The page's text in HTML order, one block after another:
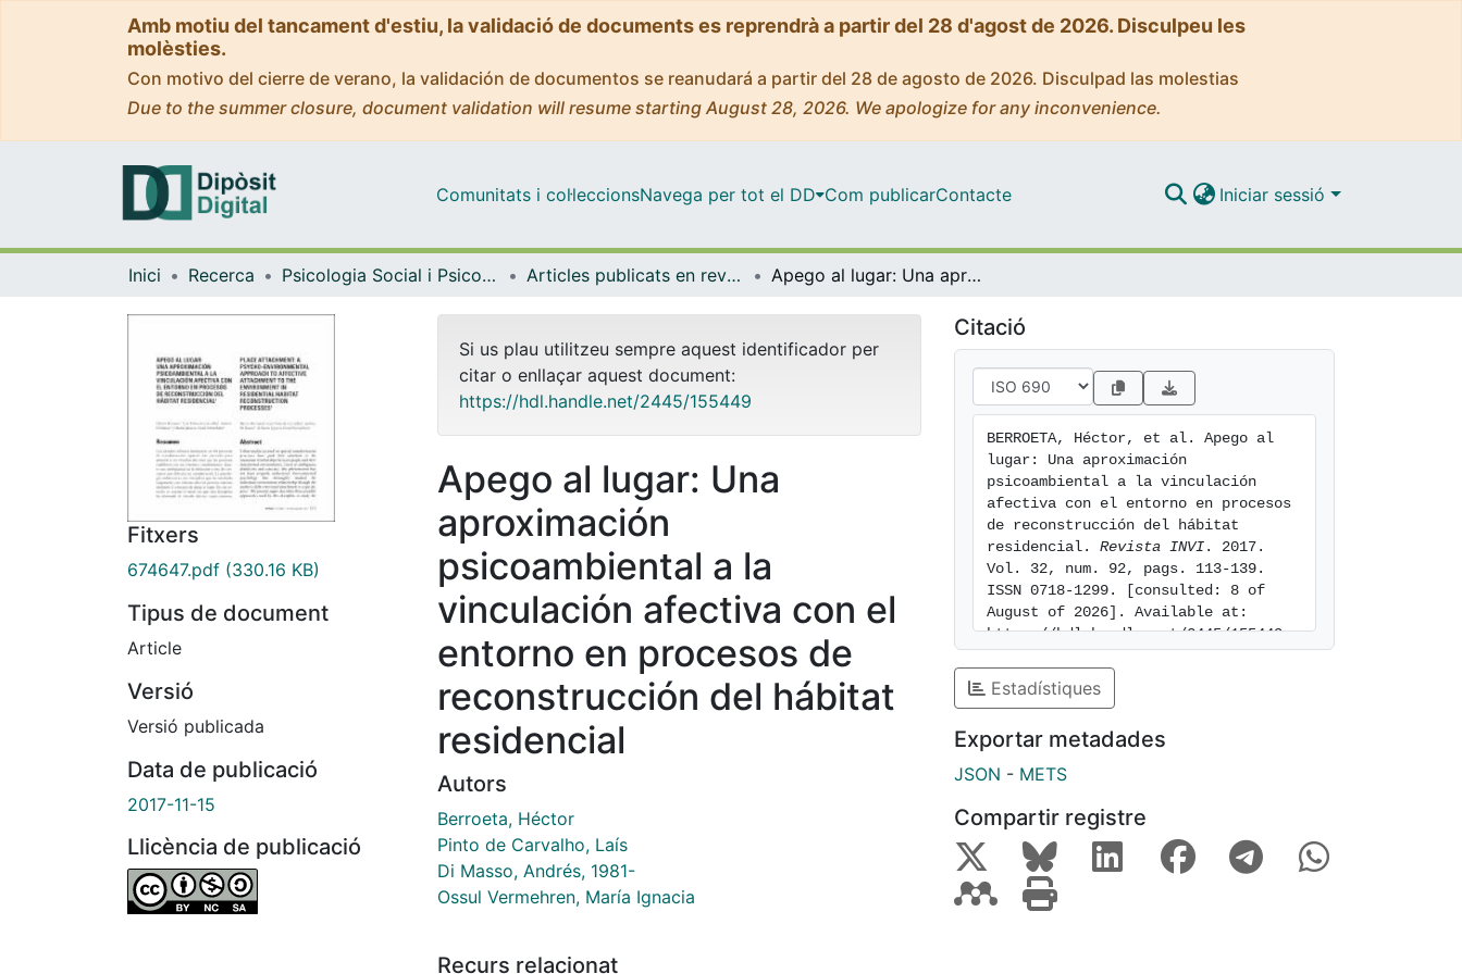
Amb motiu del tancament d'estiu, la validació de documents es reprendrà a partir del 28 d'agost de 2026. Disculpeu les
molèsties.
Con motivo del cierre de verano, la validación de documentos se reanudará a partir del 28 de agosto de 2026. Disculpad las molestias
Due to the summer closure, document validation will resume starting August 28, 2026. We apologize for any inconvenience.
Comunitats i col·leccionsNavega per tot el DD Com publicarContacte Iniciar sessió
Inici Recerca Psicologia Social i Psicologia Quantitativa Articles publicats en revistes (Psicologia Social i Psicologia Quantitativa) Apego al lugar: Una aproximación psicoambiental a la vinculación afectiva con el entorno en procesos de reconstrucción del hábitat residencial
Fitxers
674647.pdf (330.16 KB)
Tipus de document
Article
Versió
Versió publicada
Data de publicació
2017-11-15
Llicència de publicació
Si us plau utilitzeu sempre aquest identificador per
citar o enllaçar aquest document:
https://hdl.handle.net/2445/155449
Apego al lugar: Una
aproximación
psicoambiental a la
vinculación afectiva con el
entorno en procesos de
reconstrucción del hábitat
residencial
Autors
Berroeta, Héctor
Pinto de Carvalho, Laís
Di Masso, Andrés, 1981-
Ossul Vermehren, María Ignacia
Recurs relacionat
Citació
BERROETA, Héctor, et al. Apego al
lugar: Una aproximación
psicoambiental a la vinculación
afectiva con el entorno en procesos
de reconstrucción del hábitat
residencial. Revista INVI . 2017.
Vol. 32, num. 92, pags. 113-139.
ISSN 0718-1299. [consulted: 8 of
August of 2026]. Available at:
https://hdl.handle.net/2445/155449
Estadístiques
Exportar metadades
JSON - METS
Compartir registre